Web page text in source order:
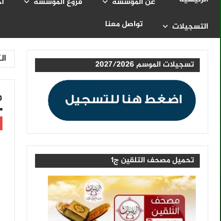
التسجيلات
تواصل معنا
تسجيلات الموسم 2027/2026
تحميل مصحف التلقين ج1